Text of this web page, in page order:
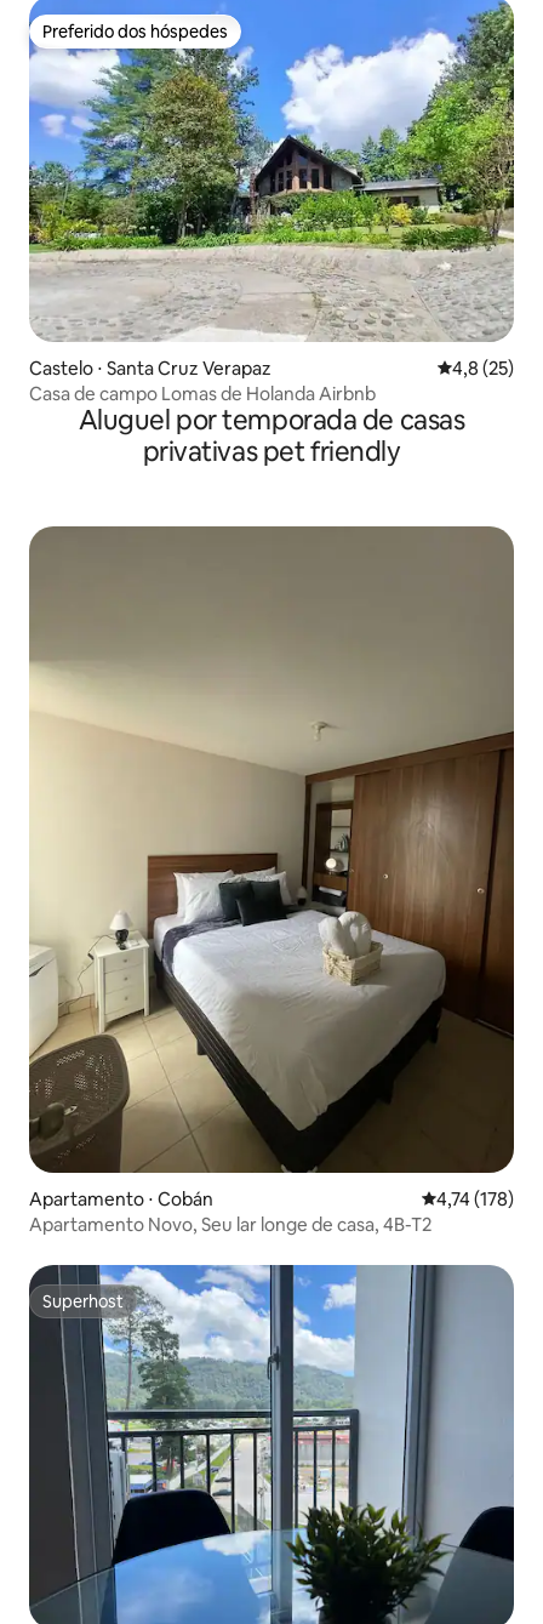
Preferido dos hóspedes
Preferido dos hóspedes
Castelo ⋅ Santa Cruz Verapaz 4,8 de uma
4,8 (25)
Casa de campo Lomas de Holanda Airbnb
Aluguel por temporada de casas
privativas pet friendly
Apartamento ⋅ Cobán 4,74 de uma
4,74 (178)
Apartamento Novo, Seu lar longe de casa, 4B-T2
Superhost
Superhost